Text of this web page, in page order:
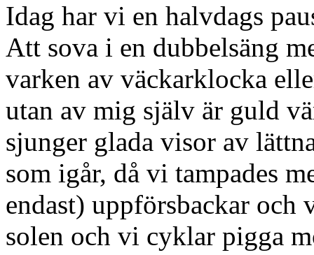
Idag har vi en halvdags
Att sova i en dubbelsäng
varken av väckarklocka
utan av mig själv är guld
sjunger glada visor av
som igår, då vi tampades
endast) uppförsbackar och
solen och vi cyklar pigga